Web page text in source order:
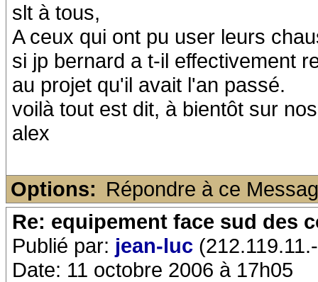
slt à tous,
A ceux qui ont pu user leurs
si jp bernard a t-il effectivement
au projet qu'il avait l'an passé.
voilà tout est dit, à bientôt sur
alex
Options: Répondre à ce
Re: equipement face sud des
Publié par: jean-luc
Date: 11 octobre 2006 à 17h05